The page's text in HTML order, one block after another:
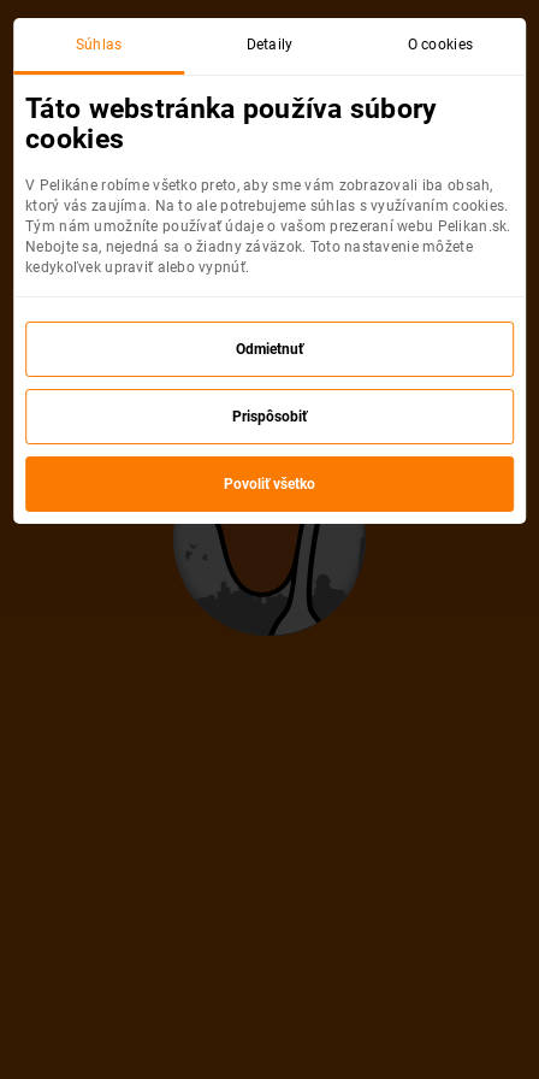
Akciové letenkyTurkish Airlines -
Najlacnejšie
od199 €
Najnovšie
od199 €
Najpredávanejšie
od199 €
Najďalej
od199 €
od199€
VIE
Viedeň
IST
Istanbul
VIE
Viedeň
Súhlas Detaily O cookies
Táto webstránka používa súbory
cookies
V Pelikáne robíme všetko preto, aby sme vám zobrazovali iba obsah,
ktorý vás zaujíma. Na to ale potrebujeme súhlas s využívaním cookies.
Tým nám umožníte používať údaje o vašom prezeraní webu Pelikan.sk.
Nebojte sa, nejedná sa o žiadny záväzok. Toto nastavenie môžete
kedykoľvek upraviť alebo vypnúť.
Odmietnuť
Prispôsobiť
Povoliť všetko